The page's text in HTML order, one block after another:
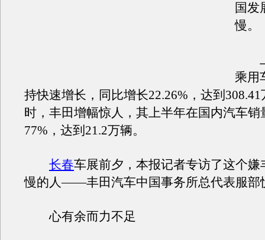
国发
慢。
上
乘用
持快速增长，同比增长22.26%，达到
时，丰田增幅惊人，其上半年在国内汽车销
77%，达到21.2万辆。
长春车展前夕，本报记者专访了这个嫌
慢的人——丰田汽车中国事务所总代表服部
心有余而力不足